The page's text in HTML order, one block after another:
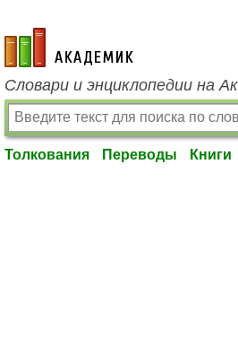
academic.ru
Словари и энциклопедии на
Толкования Переводы Книги